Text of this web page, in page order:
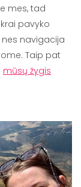
mes, tad
pavyko
nes navigacija
Taip pat
mūsų žygis